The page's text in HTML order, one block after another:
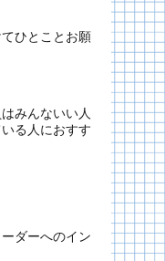
てひとことお願
みんないい人
る人におすす
ダーへのイン